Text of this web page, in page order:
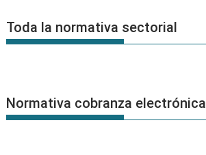
Noticias
Toda la normativa sectorial
Normativa cobranza electrónica